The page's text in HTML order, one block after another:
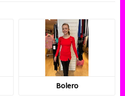
Bolero